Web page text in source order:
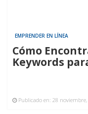
EMPRENDER EN LÍNEA
Cómo
Keywords
Publicado en: 28